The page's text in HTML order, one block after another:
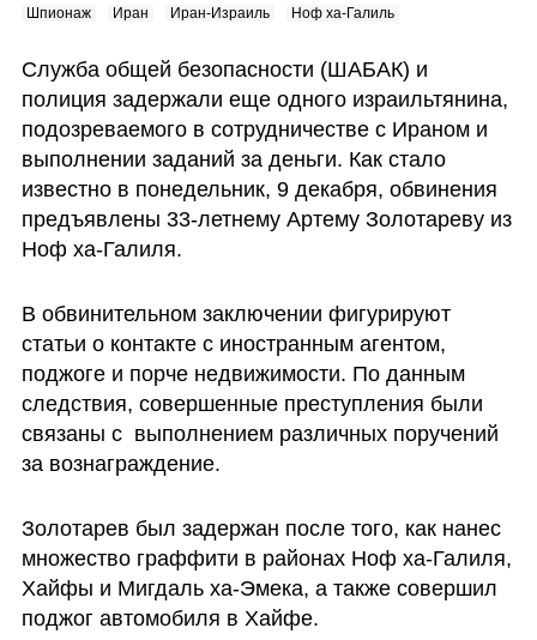
Шпионаж Иран Иран-Израиль Ноф ха-Галиль
Служба общей безопасности (ШАБАК) и
полиция задержали еще одного израильтянина,
подозреваемого в сотрудничестве с Ираном и
выполнении заданий за деньги. Как стало
известно в понедельник, 9 декабря, обвинения
предъявлены 33-летнему Артему Золотареву из
Ноф ха-Галиля.
В обвинительном заключении фигурируют
статьи о контакте с иностранным агентом,
поджоге и порче недвижимости. По данным
следствия, совершенные преступления были
связаны с  выполнением различных поручений
за вознаграждение.
Золотарев был задержан после того, как нанес
множество граффити в районах Ноф ха-Галиля,
Хайфы и Мигдаль ха-Эмека, а также совершил
поджог автомобиля в Хайфе.